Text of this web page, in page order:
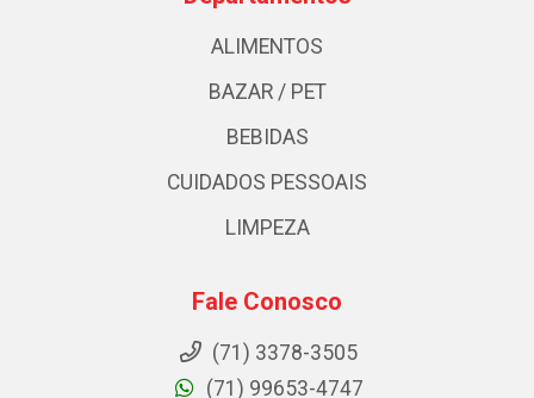
ALIMENTOS
BAZAR / PET
BEBIDAS
CUIDADOS PESSOAIS
LIMPEZA
Fale Conosco
(71) 3378-3505
(71) 99653-4747